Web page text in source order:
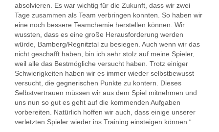
absolvieren. Es war wichtig für die Zukunft, dass wir zwei
Tage zusammen als Team verbringen konnten. So haben wir
eine noch bessere Teamchemie herstellen können. Wir
wussten, dass es eine große Herausforderung werden
würde, Bamberg/Regnitztal zu besiegen. Auch wenn wir das
nicht geschafft haben, bin ich sehr stolz auf meine Spieler,
weil alle das Bestmögliche versucht haben. Trotz einiger
Schwierigkeiten haben wir es immer wieder selbstbewusst
versucht, die gegnerischen Punkte zu kontern. Dieses
Selbstvertrauen müssen wir aus dem Spiel mitnehmen und
uns nun so gut es geht auf die kommenden Aufgaben
vorbereiten. Natürlich hoffen wir auch, dass einige unserer
verletzten Spieler wieder ins Training einsteigen können.“